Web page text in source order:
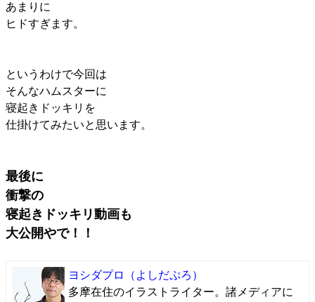
あまりに
ヒドすぎます。
というわけで今回は
そんなハムスターに
寝起きドッキリを
仕掛けてみたいと思います。
最後に
衝撃の
寝起きドッキリ動画も
大公開やで！！
ヨシダプロ
（よしだぷろ）
多摩在住のイラストライター。諸メディアに